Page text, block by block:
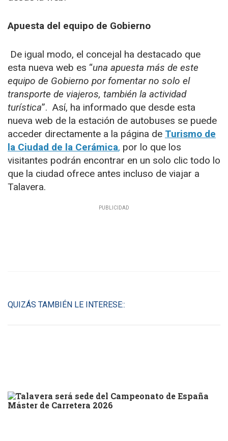
Apuesta del equipo de Gobierno
De igual modo, el concejal ha destacado que
esta nueva web es “una apuesta más de este
equipo de Gobierno por fomentar no solo el
transporte de viajeros, también la actividad
turística”. Así, ha informado que desde esta
nueva web de la estación de autobuses se puede
acceder directamente a la página de Turismo de
la Ciudad de la Cerámica, por lo que los
visitantes podrán encontrar en un solo clic todo lo
que la ciudad ofrece antes incluso de viajar a
Talavera.
QUIZÁS TAMBIÉN LE INTERESE::